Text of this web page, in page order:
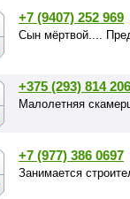
+7 (9407) 252 969
Сын мёртвой....
+375 (293) 814 206
Малолетняя
+7 (977) 386 0697
Занимается